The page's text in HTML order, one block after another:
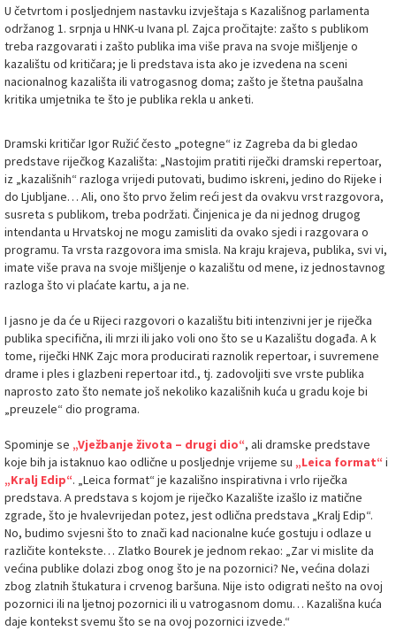
U četvrtom i posljednjem nastavku izvještaja s Kazališnog parlamenta
održanog 1. srpnja u HNK-u Ivana pl. Zajca pročitajte: zašto s publikom
treba razgovarati i zašto publika ima više prava na svoje mišljenje o
kazalištu od kritičara; je li predstava ista ako je izvedena na sceni
nacionalnog kazališta ili vatrogasnog doma; zašto je štetna paušalna
kritika umjetnika te što je publika rekla u anketi.
Dramski kritičar Igor Ružić često „potegne“ iz Zagreba da bi gledao
predstave riječkog Kazališta: „Nastojim pratiti riječki dramski repertoar,
iz „kazališnih“ razloga vrijedi putovati, budimo iskreni, jedino do Rijeke i
do Ljubljane… Ali, ono što prvo želim reći jest da ovakvu vrst razgovora,
susreta s publikom, treba podržati. Činjenica je da ni jednog drugog
intendanta u Hrvatskoj ne mogu zamisliti da ovako sjedi i razgovara o
programu. Ta vrsta razgovora ima smisla. Na kraju krajeva, publika, svi vi,
imate više prava na svoje mišljenje o kazalištu od mene, iz jednostavnog
razloga što vi plaćate kartu, a ja ne.
I jasno je da će u Rijeci razgovori o kazalištu biti intenzivni jer je riječka
publika specifična, ili mrzi ili jako voli ono što se u Kazalištu događa. A k
tome, riječki HNK Zajc mora producirati raznolik repertoar, i suvremene
drame i ples i glazbeni repertoar itd., tj. zadovoljiti sve vrste publika
naprosto zato što nemate još nekoliko kazališnih kuća u gradu koje bi
„preuzele“ dio programa.
Spominje se „Vježbanje života – drugi dio“, ali dramske predstave
koje bih ja istaknuo kao odlične u posljednje vrijeme su „Leica format“ i
„Kralj Edip“. „Leica format“ je kazališno inspirativna i vrlo riječka
predstava. A predstava s kojom je riječko Kazalište izašlo iz matične
zgrade, što je hvalevrijedan potez, jest odlična predstava „Kralj Edip“.
No, budimo svjesni što to znači kad nacionalne kuće gostuju i odlaze u
različite kontekste… Zlatko Bourek je jednom rekao: „Zar vi mislite da
većina publike dolazi zbog onog što je na pozornici? Ne, većina dolazi
zbog zlatnih štukatura i crvenog baršuna. Nije isto odigrati nešto na ovoj
pozornici ili na ljetnoj pozornici ili u vatrogasnom domu… Kazališna kuća
daje kontekst svemu što se na ovoj pozornici izvede.“